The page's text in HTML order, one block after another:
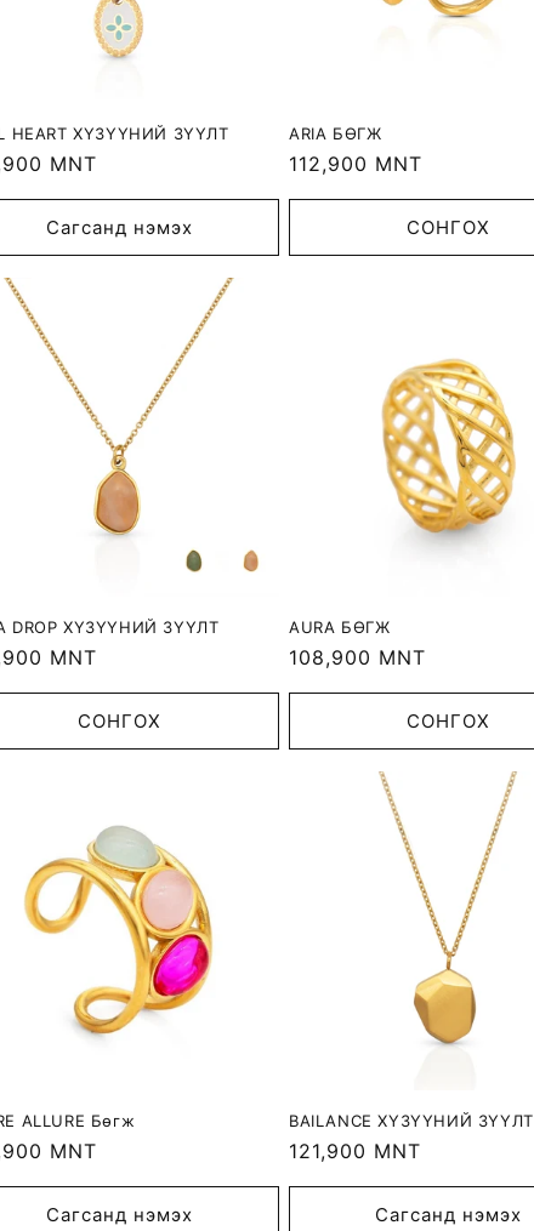
HEART ХҮЗҮҮНИЙ ЗҮҮЛТ
MNT
Сагсанд нэмэх
ARIA БӨГЖ
Regular
price
112,900 MNT
СОНГОХ
DROP ХҮЗҮҮНИЙ ЗҮҮЛТ
MNT
СОНГОХ
AURA БӨГЖ
Regular
price
108,900 MNT
СОНГОХ
ALLURE Бөгж
MNT
Сагсанд нэмэх
BAILANCE ХҮЗҮҮНИЙ ЗҮҮЛТ
Regular
price
121,900 MNT
Сагсанд нэмэх